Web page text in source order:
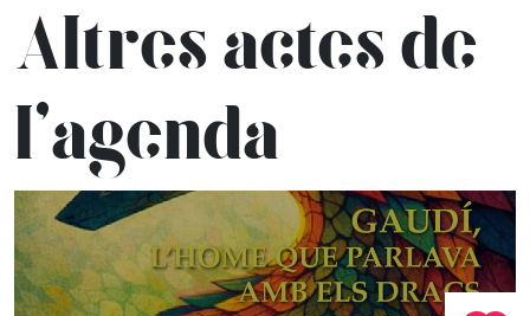
Altres actes de
l’agenda